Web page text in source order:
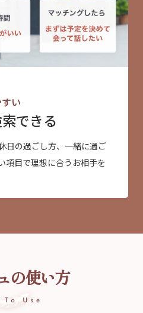
い
できる
日の過ごし方、一緒に過ご
項目で理想に合うお相手を
の使い方